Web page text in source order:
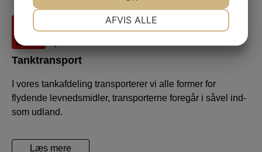
Tanktransport
I vores tankafdeling transporterer vi alle former for
flydende levnedsmidler, transporterne foregår i såvel ind-
som udland.
Læs mere
MARKETING
AFVIS ALLE